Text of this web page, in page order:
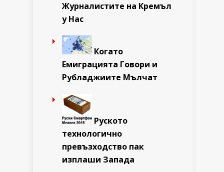
Журналистите на Кремъл
у Нас
Когато
Емиграцията Говори и
Рубладжиите Мълчат
Руското
технологично
превъзходство пак
изплаши Запада